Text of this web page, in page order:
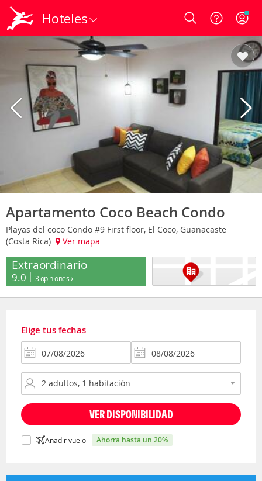
Hoteles Login
Apartamento Coco Beach Condo
Playas del coco Condo #9 First floor, El Coco, Guanacaste
(Costa Rica)
Ver mapa
Extraordinario
9.0 3 opiniones
Elige tus fechas
VER DISPONIBILIDAD
Añadir vuelo ahorra hasta un 20%